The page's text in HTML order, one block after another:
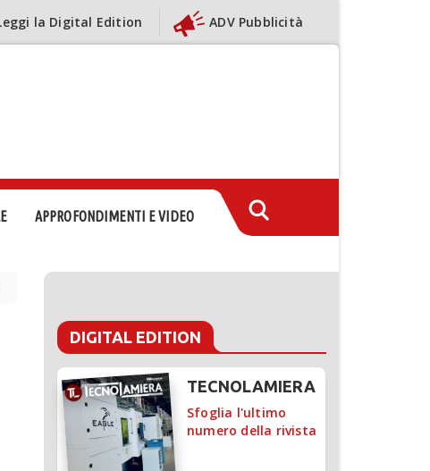
la Digital Edition ADV Pubblicità
APPROFONDIMENTI E VIDEO
DIGITAL EDITION
TECNOLAMIERA
Sfoglia l'ultimo
numero della rivista